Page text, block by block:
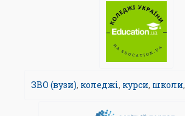
ЗВО (вузи), коледжі, курси, школи,